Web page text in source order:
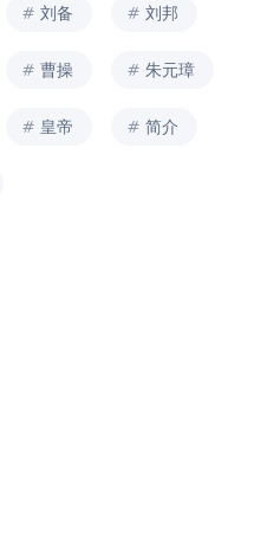
刘备 刘邦
曹操 朱元璋
皇帝 简介